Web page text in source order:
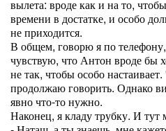
вылета: вроде как и на то,
времени в достатке, и особо
не приходится.
В общем, говорю я по
чувствую, что Антон вроде бы
не так, чтобы особо
продолжаю говорить. Однако
явно что-то нужно.
Наконец, я кладу трубку. И